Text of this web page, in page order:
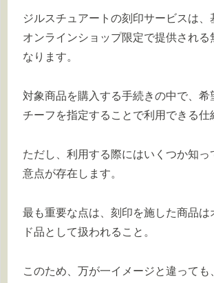
ジルスチュアートの刻印サービスは、
オンラインショップ限定で提供される
なります。
対象商品を購入する手続きの中で、希
チーフを指定することで利用できる仕
ただし、利用する際にはいくつか知っ
意点が存在します。
最も重要な点は、刻印を施した商品は
ド品として扱われること。
このため、万が一イメージと違っても